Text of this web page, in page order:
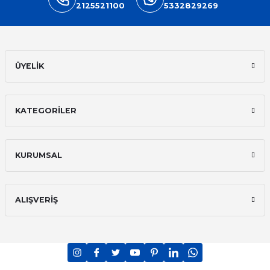
PCI-DSS Ödeme Güvenliği
2125521100 5332829269
ÜYELİK
KATEGORİLER
KURUMSAL
ALIŞVERİŞ